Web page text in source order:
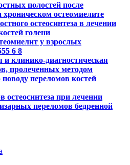
полостей после
остеомиелите
остеосинтеза в лечении
голени
у взрослых
6 8
и клинико-диагностическая
пролеченных методом
переломов костей
остеосинтеза при лечении
переломов бедренной